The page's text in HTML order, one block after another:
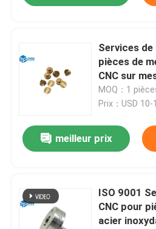
Services
pièces de
CNC sur
anodisant
MOQ：1
Prix：USD
meilleur prix
ISO 9001
CNC pour
acier